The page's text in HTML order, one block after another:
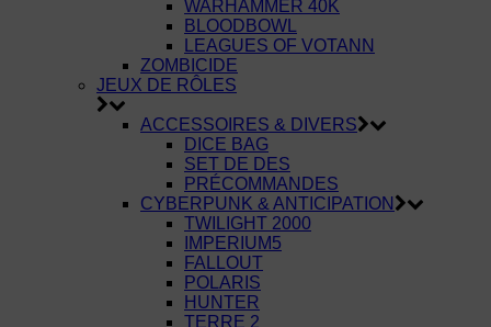
WARHAMMER 40K
BLOODBOWL
LEAGUES OF VOTANN
ZOMBICIDE
JEUX DE RÔLES
ACCESSOIRES & DIVERS
DICE BAG
SET DE DES
PRÉCOMMANDES
CYBERPUNK & ANTICIPATION
TWILIGHT 2000
IMPERIUM5
FALLOUT
POLARIS
HUNTER
TERRE 2